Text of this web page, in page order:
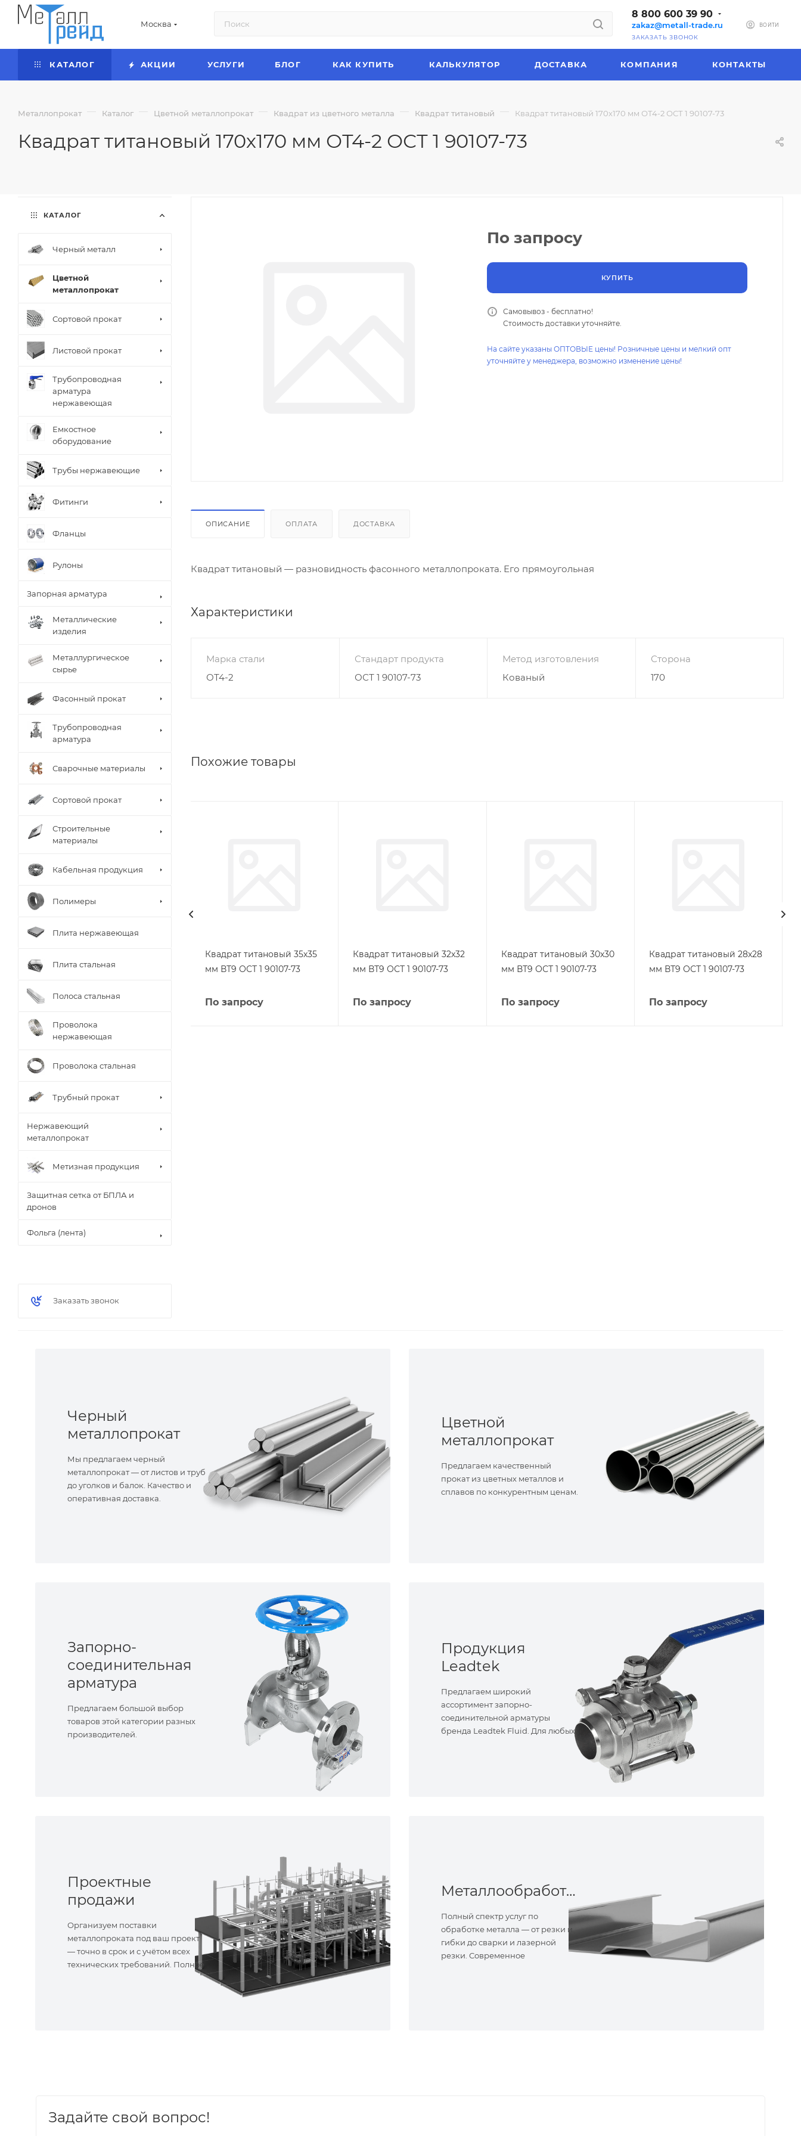
Москва
8 800 600 39 90
zakaz@metall-trade.ru
ЗАКАЗАТЬ ЗВОНОК
ВОЙТИ
КАТАЛОГ АКЦИИ УСЛУГИ БЛОГ КАК КУПИТЬ КАЛЬКУЛЯТОР ДОСТАВКА КОМПАНИЯ КОНТАКТЫ
Металлопрокат — Каталог — Цветной металлопрокат — Квадрат из цветного металла — Квадрат титановый — Квадрат титановый 170х170 мм ОТ4-2 ОСТ 1 90107-73
Квадрат титановый 170х170 мм ОТ4-2 ОСТ 1 90107-73
По запросу
КУПИТЬ
Самовывоз - бесплатно!
Стоимость доставки уточняйте.
На сайте указаны ОПТОВЫЕ цены! Розничные цены и мелкий опт
уточняйте у менеджера, возможно изменение цены!
ОПИСАНИЕ ОПЛАТА ДОСТАВКА
Квадрат титановый — разновидность фасонного металлопроката. Его прямоугольная
Характеристики
Марка стали
ОТ4-2
Стандарт продукта
ОСТ 1 90107-73
Метод изготовления
Кованый
Сторона
170
Похожие товары
Квадрат титановый 35х35
мм ВТ9 ОСТ 1 90107-73
По запросу
Квадрат титановый 32х32
мм ВТ9 ОСТ 1 90107-73
По запросу
Квадрат титановый 30х30
мм ВТ9 ОСТ 1 90107-73
По запросу
Квадрат титановый 28х28
мм ВТ9 ОСТ 1 90107-73
По запросу
КАТАЛОГ
Черный металл
Цветной
металлопрокат
Сортовой прокат
Листовой прокат
Трубопроводная
арматура
нержавеющая
Емкостное
оборудование
Трубы нержавеющие
Фитинги
Фланцы
Рулоны
Запорная арматура
Металлические
изделия
Металлургическое
сырье
Фасонный прокат
Трубопроводная
арматура
Сварочные материалы
Сортовой прокат
Строительные
материалы
Кабельная продукция
Полимеры
Плита нержавеющая
Плита стальная
Полоса стальная
Проволока
нержавеющая
Проволока стальная
Трубный прокат
Нержавеющий
металлопрокат
Метизная продукция
Защитная сетка от БПЛА и
дронов
Фольга (лента)
Заказать звонок
Черный
металлопрокат
Мы предлагаем черный
металлопрокат — от листов и труб
до уголков и балок. Качество и
оперативная доставка.
Цветной
металлопрокат
Предлагаем качественный
прокат из цветных металлов и
сплавов по конкурентным ценам.
Запорно-
соединительная
арматура
Предлагаем большой выбор
товаров этой категории разных
производителей.
Продукция
Leadtek
Предлагаем широкий
ассортимент запорно-
соединительной арматуры
бренда Leadtek Fluid. Для любых
Проектные
продажи
Организуем поставки
металлопроката под ваш проект
— точно в срок и с учётом всех
технических требований. Полное
Металлообработка
Полный спектр услуг по
обработке металла — от резки и
гибки до сварки и лазерной
резки. Современное
Задайте свой вопрос!